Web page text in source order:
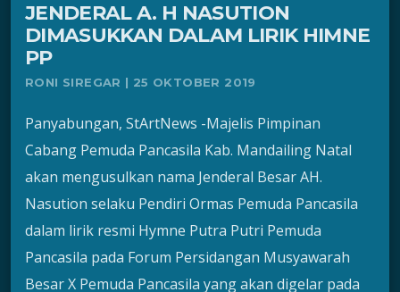
JENDERAL A. H NASUTION
DIMASUKKAN DALAM LIRIK HIMNE
PP
RONI SIREGAR | 25 OKTOBER 2019
Panyabungan, StArtNews -Majelis Pimpinan
Cabang Pemuda Pancasila Kab. Mandailing Natal
akan mengusulkan nama Jenderal Besar AH.
Nasution selaku Pendiri Ormas Pemuda Pancasila
dalam lirik resmi Hymne Putra Putri Pemuda
Pancasila pada Forum Persidangan Musyawarah
Besar X Pemuda Pancasila yang akan digelar pada